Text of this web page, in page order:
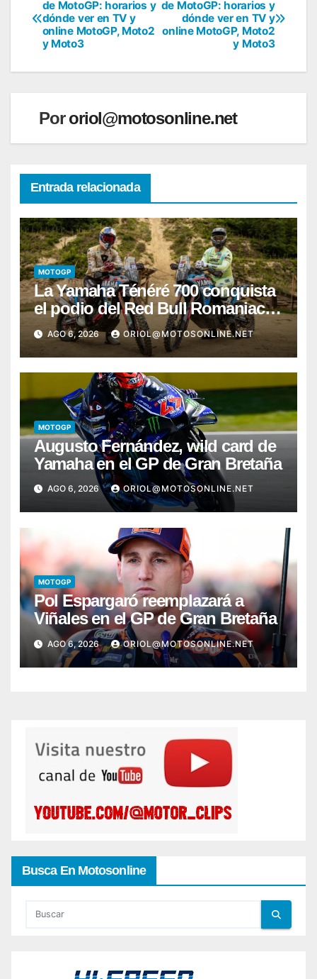
de
entradas
de MotoGP: horarios y
dónde ver en TV y
online MotoGP, Moto2
y Moto3
de MotoGP: horarios y
dónde ver en TV y
online MotoGP, Moto2
y Moto3
Pororiol@motosonline.net
Entrada relacionada
MOTOGP
La Yamaha Ténéré 700 conquista
el podio del Red Bull Romaniacs
2026 con Pol Tarrés
AGO 6, 2026 ORIOL@MOTOSONLINE.NET
MOTOGP
Augusto Fernández, wild card de
Yamaha en el GP de Gran Bretaña
AGO 6, 2026 ORIOL@MOTOSONLINE.NET
MOTOGP
Pol Espargaró reemplazará a
Viñales en el GP de Gran Bretaña
AGO 6, 2026 ORIOL@MOTOSONLINE.NET
Busca En Motosonline